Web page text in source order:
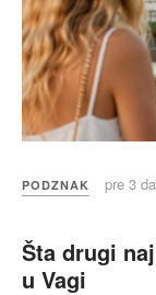
PODZNAK pre 3
Šta drugi
u Vagi